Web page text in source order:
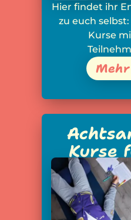
Hier findet ihr
zu euch
Kurse
Kurse